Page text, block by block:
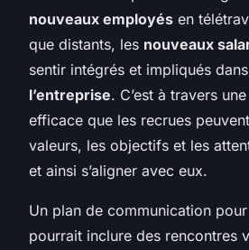
nouveaux employés en
que distants, les nouveaux
sentir intégrés et impliqués
l’entreprise. C’est à travers
efficace que les recrues
valeurs, les objectifs et les
et ainsi s’aligner avec eux.
Un plan de communication pour
pourrait inclure des rencontres